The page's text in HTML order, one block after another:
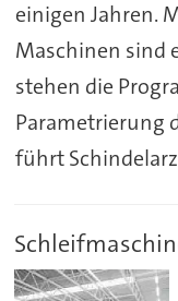
einigen Jahren.
Maschinen sind
stehen die
Parametrierung
führt